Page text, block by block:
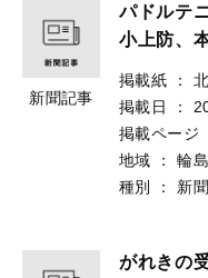
新聞記事
パドルテ
小上防、
掲載紙 ：
掲載日
：
掲載ページ
地域
：
輪
種別
： 新
がれきの